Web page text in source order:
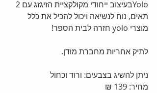
תאים, נוח לנשיאה ויכול להכיל את כלל
מוצרי yolo חזרה לבית הספר!
לתיק אחריות מחברת מודן.
ניתן להשיג בצבעים: ורוד וכחול
מחיר: 139 ₪